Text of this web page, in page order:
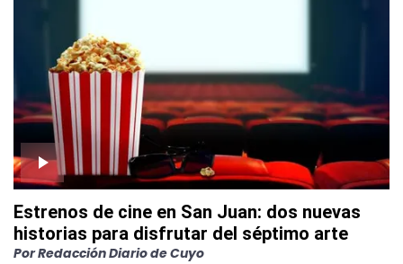
Estrenos de cine en San Juan: dos nuevas
historias para disfrutar del séptimo arte
PorRedacción Diario de Cuyo